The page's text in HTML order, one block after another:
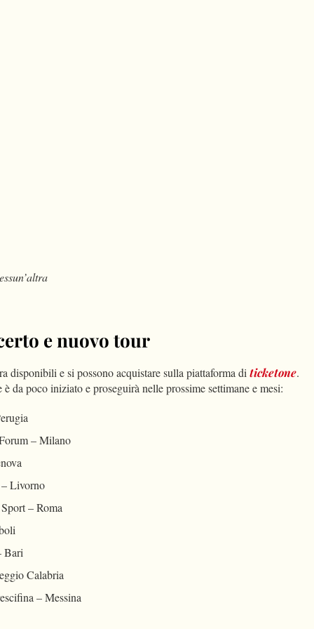
e nuovo tour
disponibili e si possono acquistare sulla piattaforma diticketone.
da poco iniziato e proseguirà nelle prossime settimane e mesi:
– Milano
Livorno
– Roma
Bari
Calabria
– Messina